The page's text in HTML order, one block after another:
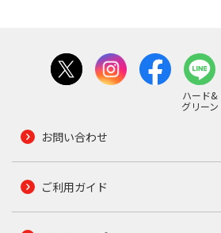
ハード&
グリーン
お問い合わせ
ご利用ガイド